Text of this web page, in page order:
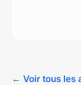
← Voir tous les